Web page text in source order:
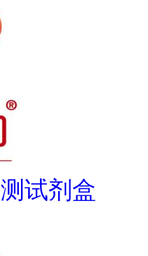
试剂盒